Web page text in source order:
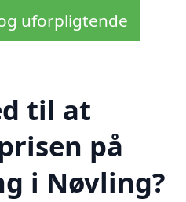
uforpligtende
til at
på
i Nøvling?